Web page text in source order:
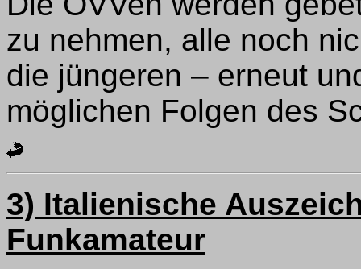
zu nehmen, alle noch
die jüngeren – erneut
möglichen Folgen des
3) Italienische
Funkamateur